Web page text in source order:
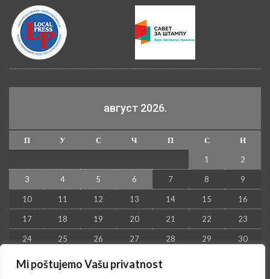
Mi poštujemo Vašu privatnost
август 2026.
П У С Ч П С
Н
1
2
3 4 5 6 7 8 9
10 11 12 13 14 15 16
17 18 19 20 21 22 23
24 25 26 27 28 29 30
31